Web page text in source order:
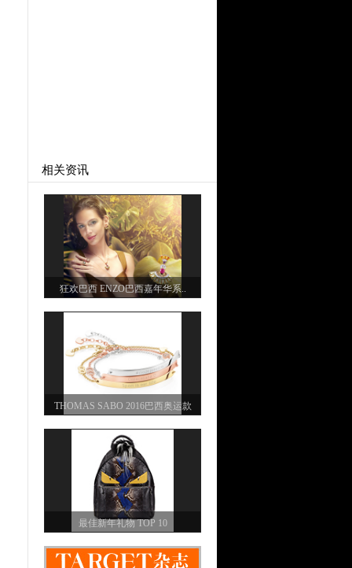
相关资讯
狂欢巴西 ENZO巴西嘉年华系..
THOMAS SABO 2016巴西奥运款
最佳新年礼物 TOP 10